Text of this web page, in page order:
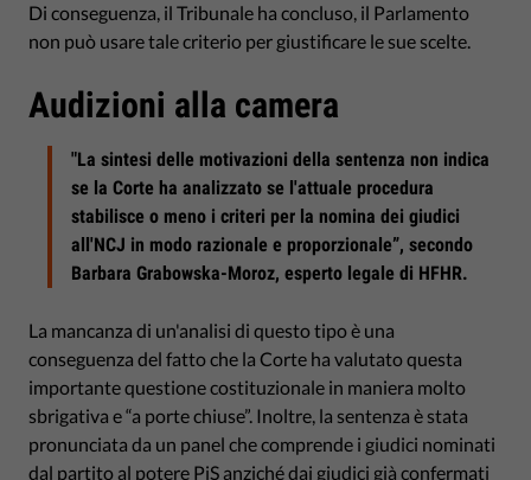
Di conseguenza, il Tribunale ha concluso, il Parlamento
non può usare tale criterio per giustificare le sue scelte.
Audizioni alla camera
"La sintesi delle motivazioni della sentenza non indica
se la Corte ha analizzato se l'attuale procedura
stabilisce o meno i criteri per la nomina dei giudici
all'NCJ in modo razionale e proporzionale”, secondo
Barbara Grabowska-Moroz, esperto legale di HFHR.
La mancanza di un'analisi di questo tipo è una
conseguenza del fatto che la Corte ha valutato questa
importante questione costituzionale in maniera molto
sbrigativa e “a porte chiuse”. Inoltre, la sentenza è stata
pronunciata da un panel che comprende i giudici nominati
dal partito al potere PiS anziché dai giudici già confermati